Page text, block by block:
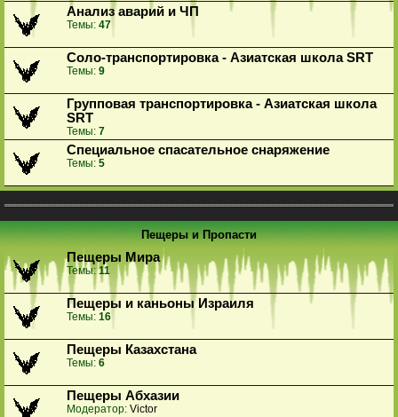
Анализ аварий и ЧП
Темы: 47
Соло-транспортировка - Азиатская школа SRT
Темы: 9
Групповая транспортировка - Азиатская школа
SRT
Темы: 7
Специальное спасательное снаряжение
Темы: 5
Пещеры и Пропасти
Пещеры Мира
Темы:11
Пещеры и каньоны Израиля
Темы: 16
Пещеры Казахстана
Темы: 6
Пещеры Абхазии
Модератор: Victor